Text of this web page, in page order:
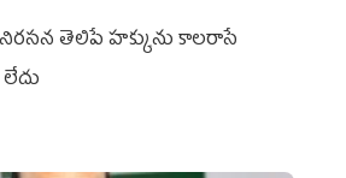
తెలిపే హక్కును కాలరాసే